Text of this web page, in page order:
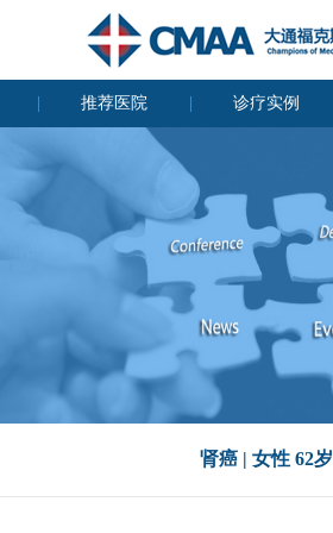
推荐医院 诊疗实例
肾癌 | 女性 62岁